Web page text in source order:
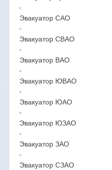
Эвакуатор САО
Эвакуатор СВАО
Эвакуатор ВАО
Эвакуатор ЮВАО
Эвакуатор ЮАО
Эвакуатор ЮЗАО
Эвакуатор ЗАО
Эвакуатор СЗАО